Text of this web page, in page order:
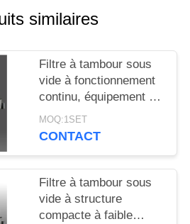
similaires
Filtre à tambour sous
vide à fonctionnement
continu, équipement de
déshydratation à
fonctionnement stable
MOQ:1SET
CONTACT
Filtre à tambour sous
vide à structure
compacte à faible